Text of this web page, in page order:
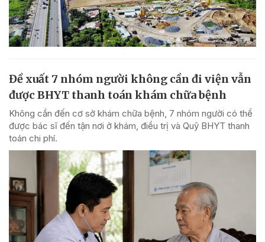
Đề xuất 7 nhóm người không cần đi viện vẫn
được BHYT thanh toán khám chữa bệnh
Không cần đến cơ sở khám chữa bệnh, 7 nhóm người có thể
được bác sĩ đến tận nơi ở khám, điều trị và Quỹ BHYT thanh
toán chi phí.